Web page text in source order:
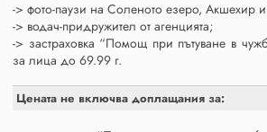
-> фото-паузи на Соленото езеро, Акшехир
-> водач-придружител от агенцията;
-> застраховка “Помощ при пътуване в
за лица до 69.99 г.
Цената не включва доплащания за: